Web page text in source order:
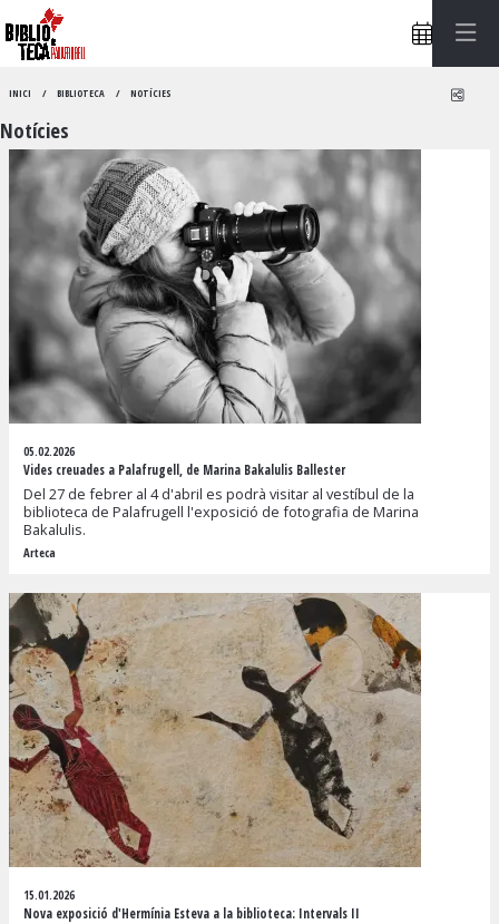
INICI BIBLIOTECA NOTÍCIES
Notícies
05.02.2026
Vides creuades a Palafrugell, de Marina Bakalulis Ballester
Del 27 de febrer al 4 d'abril es podrà visitar al vestíbul de la
biblioteca de Palafrugell l'exposició de fotografia de Marina
Bakalulis.
Arteca
15.01.2026
Nova exposició d'Hermínia Esteva a la biblioteca: Intervals II